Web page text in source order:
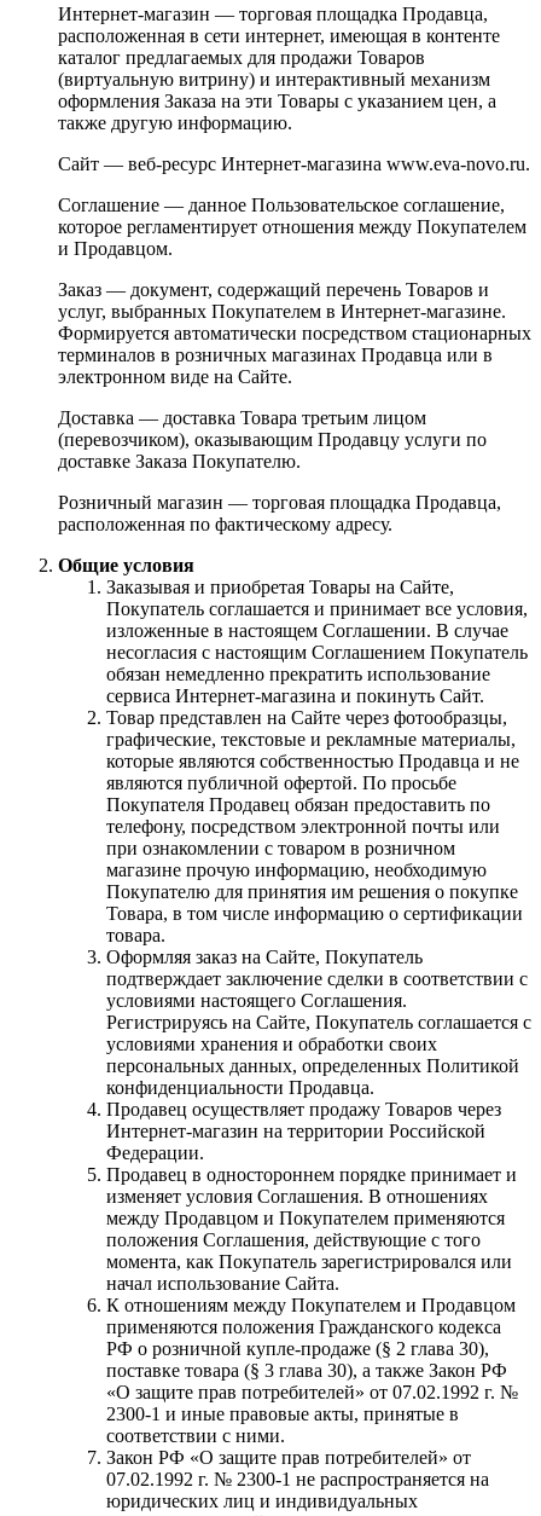
Интернет-магазин — торговая площадка Продавца,
расположенная в сети интернет, имеющая в контенте
каталог предлагаемых для продажи Товаров
(виртуальную витрину) и интерактивный механизм
оформления Заказа на эти Товары с указанием цен, а
также другую информацию.
Сайт — веб-ресурс Интернет-магазина www.eva-novo.ru.
Соглашение — данное Пользовательское соглашение,
которое регламентирует отношения между Покупателем
и Продавцом.
Заказ — документ, содержащий перечень Товаров и
услуг, выбранных Покупателем в Интернет-магазине.
Формируется автоматически посредством стационарных
терминалов в розничных магазинах Продавца или в
электронном виде на Сайте.
Доставка — доставка Товара третьим лицом
(перевозчиком), оказывающим Продавцу услуги по
доставке Заказа Покупателю.
Розничный магазин — торговая площадка Продавца,
расположенная по фактическому адресу.
Общие условия
Заказывая и приобретая Товары на Сайте,
Покупатель соглашается и принимает все условия,
изложенные в настоящем Соглашении. В случае
несогласия с настоящим Соглашением Покупатель
обязан немедленно прекратить использование
сервиса Интернет-магазина и покинуть Сайт.
Товар представлен на Сайте через фотообразцы,
графические, текстовые и рекламные материалы,
которые являются собственностью Продавца и не
являются публичной офертой. По просьбе
Покупателя Продавец обязан предоставить по
телефону, посредством электронной почты или
при ознакомлении с товаром в розничном
магазине прочую информацию, необходимую
Покупателю для принятия им решения о покупке
Товара, в том числе информацию о сертификации
товара.
Оформляя заказ на Сайте, Покупатель
подтверждает заключение сделки в соответствии с
условиями настоящего Соглашения.
Регистрируясь на Сайте, Покупатель соглашается с
условиями хранения и обработки своих
персональных данных, определенных Политикой
конфиденциальности Продавца.
Продавец осуществляет продажу Товаров через
Интернет-магазин на территории Российской
Федерации.
Продавец в одностороннем порядке принимает и
изменяет условия Соглашения. В отношениях
между Продавцом и Покупателем применяются
положения Соглашения, действующие с того
момента, как Покупатель зарегистрировался или
начал использование Сайта.
К отношениям между Покупателем и Продавцом
применяются положения Гражданского кодекса
РФ о розничной купле-продаже (§ 2 глава 30),
поставке товара (§ 3 глава 30), а также Закон РФ
«О защите прав потребителей» от 07.02.1992 г. №
2300-1 и иные правовые акты, принятые в
соответствии с ними.
Закон РФ «О защите прав потребителей» от
07.02.1992 г. № 2300-1 не распространяется на
юридических лиц и индивидуальных